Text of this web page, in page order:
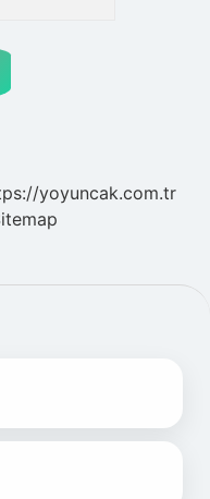
yoyuncak.com.tr